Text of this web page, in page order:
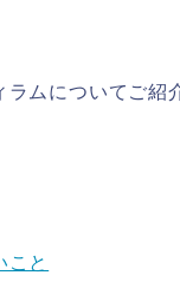
ラムについてご紹
と